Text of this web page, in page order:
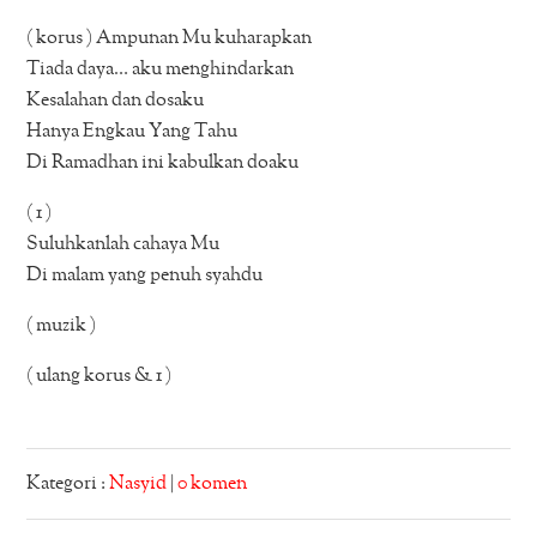
( korus ) Ampunan Mu kuharapkan
Tiada daya… aku menghindarkan
Kesalahan dan dosaku
Hanya Engkau Yang Tahu
Di Ramadhan ini kabulkan doaku
( 1 )
Suluhkanlah cahaya Mu
Di malam yang penuh syahdu
( muzik )
( ulang korus & 1 )
Kategori :Nasyid |0 komen